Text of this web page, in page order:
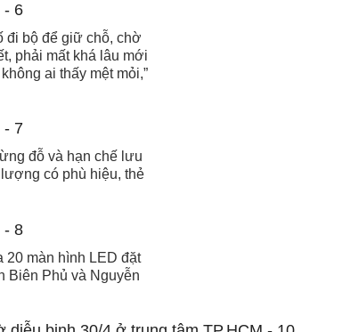
đi bộ để giữ chỗ, chờ
phải mất khá lâu mới
ai thấy mệt mỏi,”
đỗ và hạn chế lưu
có phù hiệu, thẻ
20 màn hình LED đặt
Biên Phủ và Nguyễn